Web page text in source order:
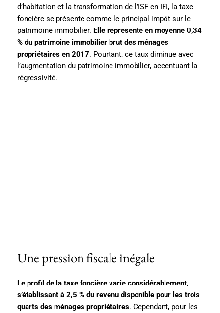
d’habitation et la transformation de l’ISF en IFI, la taxe
foncière se présente comme le principal impôt sur le
patrimoine immobilier. Elle représente en moyenne 0,34
% du patrimoine immobilier brut des ménages
propriétaires en 2017. Pourtant, ce taux diminue avec
l’augmentation du patrimoine immobilier, accentuant la
régressivité.
Une pression fiscale inégale
Le profil de la taxe foncière varie considérablement,
s’établissant à 2,5 % du revenu disponible pour les trois
quarts des ménages propriétaires. Cependant, pour les